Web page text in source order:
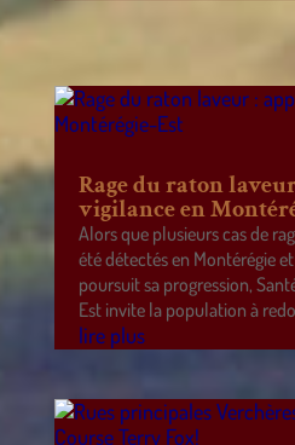
Rage du raton
vigilance en
Alors que plusieurs cas de
été détectés en Montérégie
poursuit sa progression,
Est invite la population à
lire plus